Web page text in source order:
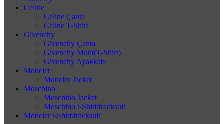
Celine
Celine Çanta
Celine T-Shirt
Givenchy
Givenchy Çanta
Givenchy Mont(T-Shirt)
Givenchy Ayakkabı
Moncler
Moncler Jacket
Moschino
Moschino Jacket
Moschino t-Shirt/tracksuit
Moncler t-Shirt/tracksuit